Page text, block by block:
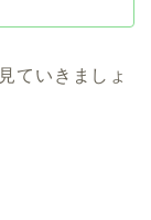
ていきましょ